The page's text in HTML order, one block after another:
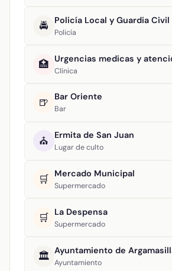
🚔 Policía Local y Guardia Civil
Policía
🏥 Clínica
🍺 Bar Oriente
Bar
⛪ Ermita de San Juan
Lugar de culto
🛒 Mercado Municipal
Supermercado
🛒 La Despensa
Supermercado
🏛️ Ayuntamiento